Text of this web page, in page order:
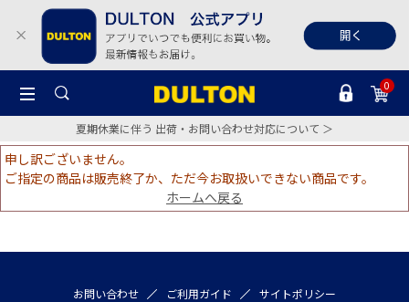
0
夏期休業に伴う 出荷・お問い合わせ対応について ＞
申し訳ございません。
ご指定の商品は販売終了か、ただ今お取扱いできない商品です。
ホームへ戻る
お問い合わせ ご利用ガイド
サイトポリシー